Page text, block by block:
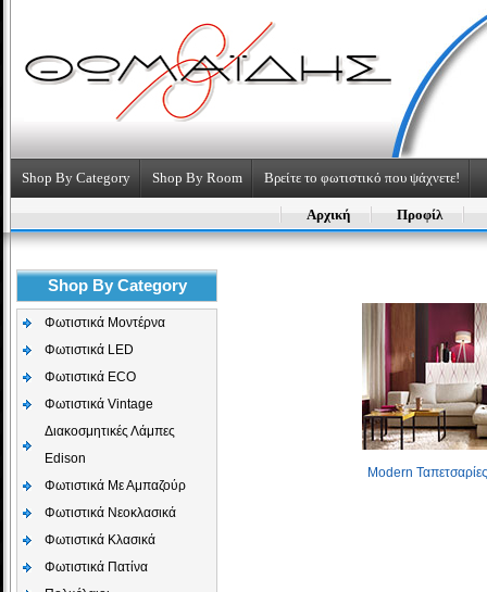
Shop By Category Shop By Room Βρείτε το φωτιστικό που ψάχνετε!
Αρχική Προφίλ
Shop By Category
Φωτιστικά Μοντέρνα
Φωτιστικά LED
Φωτιστικά ECO
Φωτιστικά Vintage
Διακοσμητικές Λάμπες
Edison
Φωτιστικά Με Αμπαζούρ
Φωτιστικά Νεοκλασικά
Φωτιστικά Κλασικά
Φωτιστικά Πατίνα
Modern